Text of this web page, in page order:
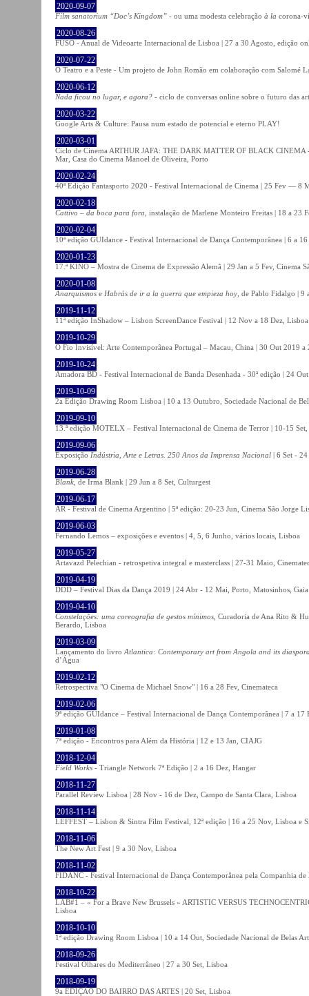
2020-09-07
Film sanatorium “Doc’s Kingdom” - ou uma modesta celebração à la corona-
2020-08-26
FUSO - Anual de Videoarte Internacional de Lisboa | 27 a 30 Agosto, edição
2020-07-22
O Teatro e a Peste - Um projeto de John Romão em colaboração com Salomé
2020-06-12
Nada ficou no lugar, e agora? - ciclo de conversas online sobre o futuro das
2020-03-22
Google Arts & Culture: Pausa num estado de potencial e eterno PLAY!
2020-03-01
Ciclo de Cinema ARTHUR JAFA: THE DARK MATTER OF BLACK
Mar, Casa do Cinema Manoel de Oliveira, Porto
2020-02-24
40ª Edição Fantasporto 2020 - Festival Internacional de Cinema | 25 Fev — 8
2020-02-18
Cattivo – da boca para fora , instalação de Marlene Monteiro Freitas | 18 a
2020-02-04
10ª edição GUIdance - Festival Internacional de Dança Contemporânea | 6 a
2020-01-23
17.ª KINO – Mostra de Cinema de Expressão Alemã | 29 Jan a 5 Fev, Cinema
2020-01-08
Anarquismos e Habrás de ir a la guerra que empieza hoy , de Pablo Fidalgo |
2019-11-12
11ª edição InShadow – Lisbon ScreenDance Festival | 12 Nov a 18 Dez, Lisboa
2019-10-29
O Fio Invisível: Arte Contemporânea Portugal – Macau, China | 30 Out 2019
2019-10-24
Amadora BD - Festival Internacional de Banda Desenhada - 30ª edição | 24
2019-10-09
2a Edição Drawing Room Lisboa | 10 a 13 Outubro, Sociedade Nacional de
2019-09-10
13.ª edição MOTELX – Festival Internacional de Cinema de Terror | 10-15
2019-09-06
Exposição Indústria, Arte e Letras. 250 Anos da Imprensa Nacional | 6 Set -
2019-06-28
Blank , de Irma Blank | 29 Jun a 8 Set, Culturgest
2019-06-17
AR - Festival de Cinema Argentino | 5ª edição: 20-23 Jun, Cinema São Jorge
2019-06-03
Fernando Lemos – exposições e eventos | 4, 5, 6 Junho, vários locais, Lisboa
2019-05-27
Artavazd Pelechian - retrospetiva integral e masterclass | 27-31 Maio,
2019-04-19
DDD – Festival Dias da Dança 2019 | 24 Abr - 12 Mai, Porto, Matosinhos, Gaia
2019-04-10
Constelações: uma coreografia de gestos mínimos , Curadoria de Ana Rito &
Berardo, Lisboa
2019-03-09
Lançamento do livro Atlantica: Contemporary art from Angola and its
d’Água
2019-02-12
Retrospectiva "O Cinema de Michael Snow" | 16 a 28 Fev, Cinemateca
2019-02-06
9ª edição GUIdance – Festival Internacional de Dança Contemporânea | 7 a 17
2019-01-08
7ª edição - Encontros para Além da História | 12 e 13 Jan, CIAJG
2018-12-04
Field Works - Triangle Network 7ª Edição | 2 a 16 Dez, Hangar
2018-11-27
Parallel Review Lisboa | 28 Nov - 16 de Dez, Campo de Santa Clara, Lisboa
2018-11-14
LEFFEST – Lisbon & Sintra Film Festival, 12ª edição | 16 a 25 Nov, Lisboa e
2018-11-06
The New Art Fest | 9 a 30 Nov, Lisboa
2018-11-02
FIDANC - Festival Internacional de Dança Contemporânea pela Companhia
2018-10-22
LAB#1 – « For a Brave New Brussels » ARTISTIC VERSUS
Lisboa
2018-10-10
1ª edição Drawing Room Lisboa | 10 a 14 Out, Sociedade Nacional de Belas
2018-09-26
Festival Olhares do Mediterrâneo | 27 a 30 Set, Lisboa
2018-09-19
9a EDIÇÃO DO BAIRRO DAS ARTES | 20 Set, Lisboa